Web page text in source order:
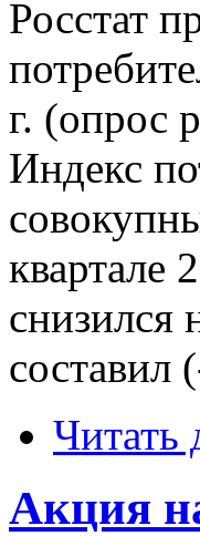
Росстат
г. (опрос
Индекс
квартале
снизился
составил
Читать
Акция